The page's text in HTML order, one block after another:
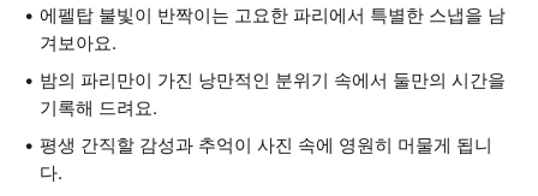
에펠탑 불빛이 반짝이는 고요한 파리에서 특별한 스냅을 남
겨보아요.
밤의 파리만이 가진 낭만적인 분위기 속에서 둘만의 시간을
기록해 드려요.
평생 간직할 감성과 추억이 사진 속에 영원히 머물게 됩니
다.